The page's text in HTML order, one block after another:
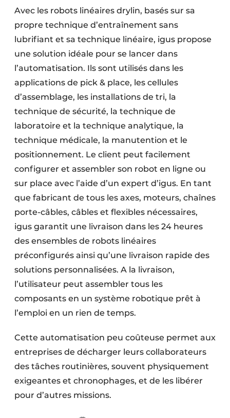
Avec les robots linéaires drylin, basés sur sa
propre technique d’entraînement sans
lubrifiant et sa technique linéaire, igus propose
une solution idéale pour se lancer dans
l’automatisation. Ils sont utilisés dans les
applications de pick & place, les cellules
d’assemblage, les installations de tri, la
technique de sécurité, la technique de
laboratoire et la technique analytique, la
technique médicale, la manutention et le
positionnement. Le client peut facilement
configurer et assembler son robot en ligne ou
sur place avec l’aide d’un expert d’igus. En tant
que fabricant de tous les axes, moteurs, chaînes
porte-câbles, câbles et flexibles nécessaires,
igus garantit une livraison dans les 24 heures
des ensembles de robots linéaires
préconfigurés ainsi qu’une livraison rapide des
solutions personnalisées. A la livraison,
l’utilisateur peut assembler tous les
composants en un système robotique prêt à
l’emploi en un rien de temps.
Cette automatisation peu coûteuse permet aux
entreprises de décharger leurs collaborateurs
des tâches routinières, souvent physiquement
exigeantes et chronophages, et de les libérer
pour d’autres missions.